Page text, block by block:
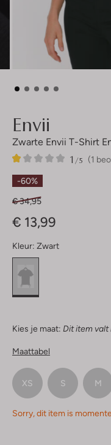
Envii
Zwarte Envii T-Shirt
(1
1 /5
1
1
Ster
-60%
€ 34,95
€ 13,99
Kleur: Zwart
Kies je maat: Dit item valt
Maattabel
XS S M
Sorry, dit item is